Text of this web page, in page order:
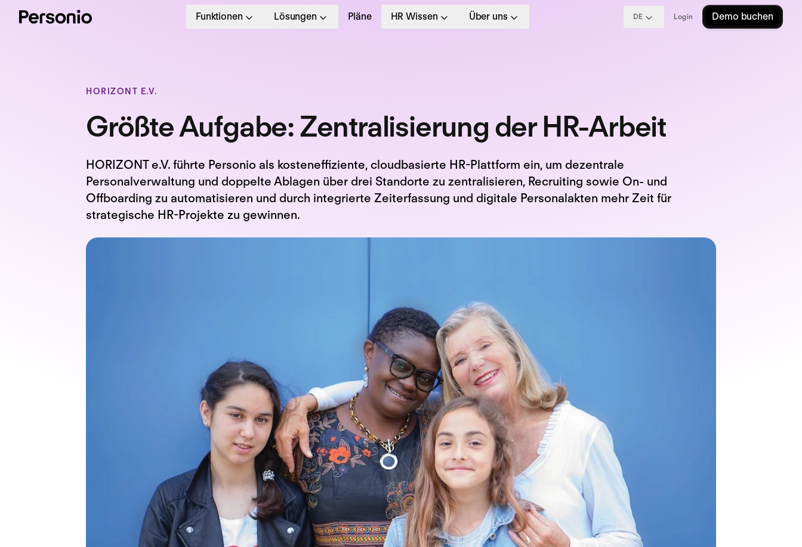
Funktionen Lösungen Pläne HR Wissen Über uns DE Login Demo buchen
HORIZONT E.V.
Größte Aufgabe: Zentralisierung der HR-Arbeit
HORIZONT e.V. führte Personio als kosteneffiziente, cloudbasierte HR-Plattform ein, um dezentrale
Personalverwaltung und doppelte Ablagen über drei Standorte zu zentralisieren, Recruiting sowie On- und
Offboarding zu automatisieren und durch integrierte Zeiterfassung und digitale Personalakten mehr Zeit für
strategische HR-Projekte zu gewinnen.